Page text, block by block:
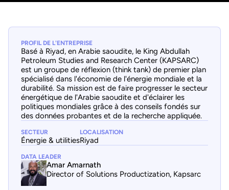
PROFIL DE L'ENTREPRISE
Basé à Riyad, en Arabie saoudite, le King Abdullah
Petroleum Studies and Research Center (KAPSARC)
est un groupe de réflexion (think tank) de premier plan
spécialisé dans l'économie de l'énergie mondiale et la
durabilité. Sa mission est de faire progresser le secteur
énergétique de l'Arabie saoudite et d'éclairer les
politiques mondiales grâce à des conseils fondés sur
des données probantes et de la recherche appliquée.
SECTEUR
Énergie & utilities
LOCALISATION
Riyad
DATA LEADER
Amar Amarnath
Director of Solutions Productization, Kapsarc